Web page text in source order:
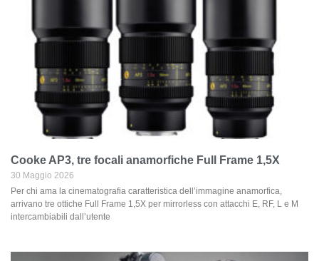
Cooke AP3, tre focali anamorfiche Full Frame 1,5X
30 Maggio 2026
Per chi ama la cinematografia caratteristica dell’immagine anamorfica,
arrivano tre ottiche Full Frame 1,5X per mirrorless con attacchi E, RF, L e M
intercambiabili dall’utente